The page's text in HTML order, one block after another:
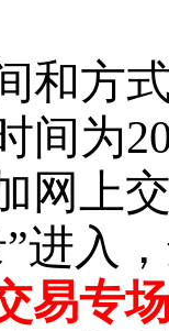
和方
间为
网上
进入
易专